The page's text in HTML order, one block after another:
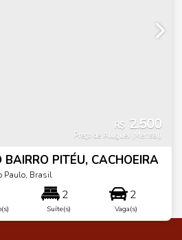
R$ 2.500
Preço de Aluguel (Mensal)
PITÉU, CACHOEIRA
Paulo, Brasil
2
Suíte(s)
2
Vaga(s)